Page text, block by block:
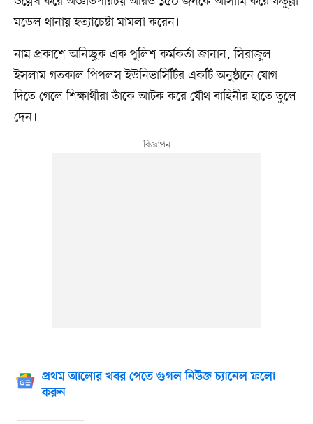
মডেল থানায় হত্যাচেষ্টা মামলা করেন।
নাম প্রকাশে অনিচ্ছুক এক পুলিশ কর্মকর্তা জানান, সিরাজুল
ইসলাম গতকাল পিপলস ইউনিভার্সিটির একটি অনুষ্ঠানে যোগ
দিতে গেলে শিক্ষার্থীরা তাঁকে আটক করে যৌথ বাহিনীর হাতে তুলে
দেন।
প্রথম আলোর খবর পেতে গুগল নিউজ চ্যানেল ফলো
করুন